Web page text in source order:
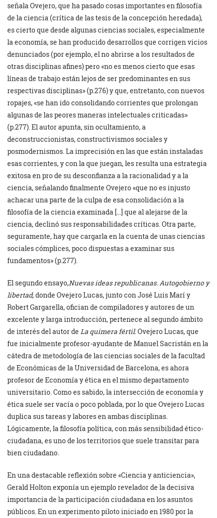
señala Ovejero, que ha pasado cosas importantes en filosofía
de la ciencia (crítica de las tesis de la concepción heredada),
es cierto que desde algunas ciencias sociales, especialmente
la economía, se han producido desarrollos que corrigen vicios
denunciados (por ejemplo, el no abrirse a los resultados de
otras disciplinas afines) pero «no es menos cierto que esas
líneas de trabajo están lejos de ser predominantes en sus
respectivas disciplinas» (p.276) y que, entretanto, con nuevos
ropajes, «se han ido consolidando corrientes que prolongan
algunas de las peores maneras intelectuales criticadas»
(p.277). El autor apunta, sin ocultamiento, a
deconstruccionistas, constructivismos sociales y
posmodernismos. La imprecisión en las que están instaladas
esas corrientes, y con la que juegan, les resulta una estrategia
exitosa en pro de su desconfianza a la racionalidad y a la
ciencia, señalando finalmente Ovejero «que no es injusto
achacar una parte de la culpa de esa consolidación a la
filosofía de la ciencia examinada […] que al alejarse de la
ciencia, declinó sus responsabilidades críticas. Otra parte,
seguramente, hay que cargarla en la cuenta de unas ciencias
sociales cómplices, poco dispuestas a examinar sus
fundamentos» (p.277).
El segundo ensayo,Nuevas ideas republicanas. Autogobierno y
libertad,donde Ovejero Lucas, junto con José Luis Marí y
Robert Gargarella, ofician de compiladores y autores de un
excelente y larga introducción, pertenece al segundo ámbito
de interés del autor de La quimera fértil. Ovejero Lucas, que
fue inicialmente profesor-ayudante de Manuel Sacristán en la
cátedra de metodología de las ciencias sociales de la facultad
de Económicas de la Universidad de Barcelona, es ahora
profesor de Economía y ética en el mismo departamento
universitario. Como es sabido, la intersección de economía y
ética suele ser vacía o poco poblada, por lo que Ovejero Lucas
duplica sus tareas y labores en ambas disciplinas.
Lógicamente, la filosofía política, con más sensibilidad ético-
ciudadana, es uno de los territorios que suele transitar para
bien ciudadano.
En una destacable reflexión sobre «Ciencia y anticiencia»,
Gerald Holton exponía un ejemplo revelador de la decisiva
importancia de la participación ciudadana en los asuntos
públicos. En un experimento piloto iniciado en 1980 por la